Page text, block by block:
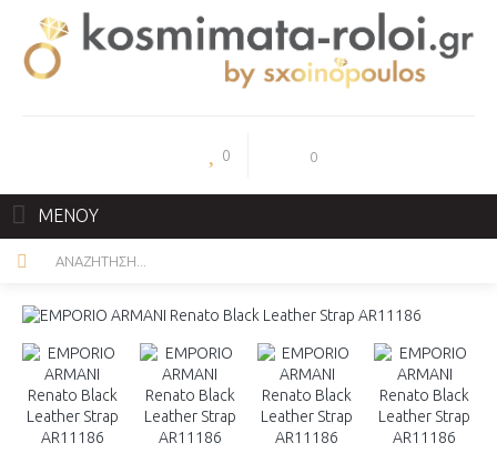
0 0
ΜΕΝΟΥ